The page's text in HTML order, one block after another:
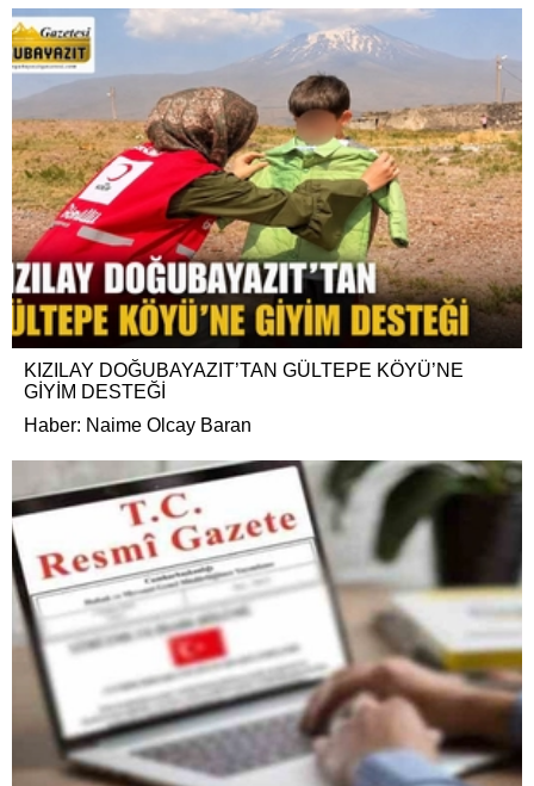
KIZILAY DOĞUBAYAZIT’TAN GÜLTEPE KÖYÜ’NE
GİYİM DESTEĞİ
Haber: Naime Olcay Baran